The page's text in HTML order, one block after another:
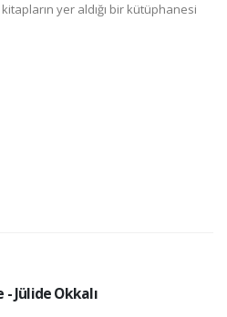
yer aldığı bir kütüphanesi
Jülide Okkalı